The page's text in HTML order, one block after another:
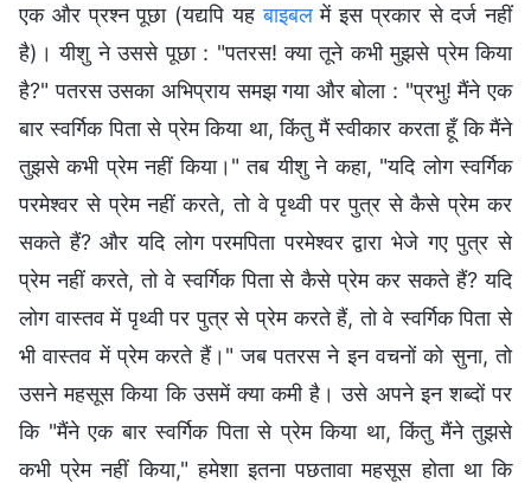
एक और प्रश्न पूछा (यद्यपि यहबाइबलमें इस प्रकार से दर्ज नहीं
है)। यीशु ने उससे पूछा : "पतरस! क्या तूने कभी मुझसे प्रेम किया
है?" पतरस उसका अभिप्राय समझ गया और बोला : "प्रभु! मैंने एक
बार स्वर्गिक पिता से प्रेम किया था, किंतु मैं स्वीकार करता हूँ कि मैंने
तुझसे कभी प्रेम नहीं किया।" तब यीशु ने कहा, "यदि लोग स्वर्गिक
परमेश्वर से प्रेम नहीं करते, तो वे पृथ्वी पर पुत्र से कैसे प्रेम कर
सकते हैं? और यदि लोग परमपिता परमेश्वर द्वारा भेजे गए पुत्र से
प्रेम नहीं करते, तो वे स्वर्गिक पिता से कैसे प्रेम कर सकते हैं? यदि
लोग वास्तव में पृथ्वी पर पुत्र से प्रेम करते हैं, तो वे स्वर्गिक पिता से
भी वास्तव में प्रेम करते हैं।" जब पतरस ने इन वचनों को सुना, तो
उसने महसूस किया कि उसमें क्या कमी है। उसे अपने इन शब्दों पर
कि "मैंने एक बार स्वर्गिक पिता से प्रेम किया था, किंतु मैंने तुझसे
कभी प्रेम नहीं किया," हमेशा इतना पछतावा महसूस होता था कि